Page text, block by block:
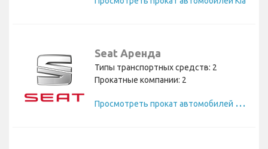
Seat Аренда
Типы транспортных средств: 2
Прокатные компании: 2
П
росмотреть прокат автомобилей Seat